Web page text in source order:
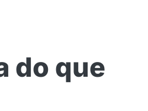
do que